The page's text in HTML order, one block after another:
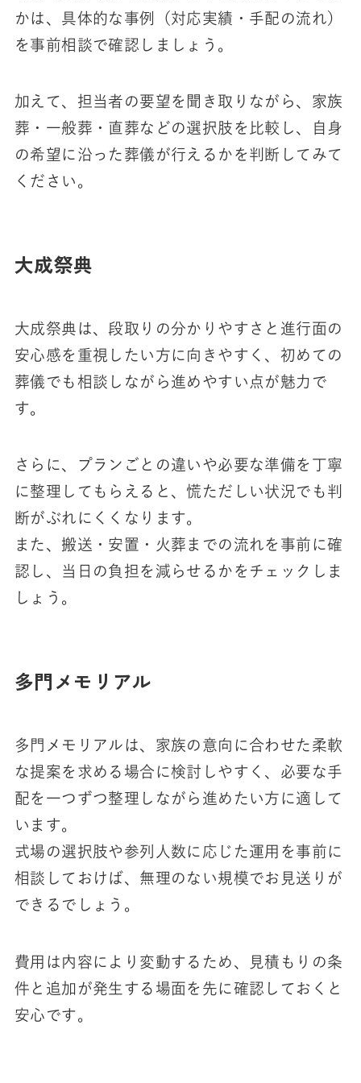
かは、具体的な事例（対応実績・手配の流れ）
を事前相談で確認しましょう。
加えて、担当者の要望を聞き取りながら、家族
葬・一般葬・直葬などの選択肢を比較し、自身
の希望に沿った葬儀が行えるかを判断してみて
ください。
大成祭典
大成祭典は、段取りの分かりやすさと進行面の
安心感を重視したい方に向きやすく、初めての
葬儀でも相談しながら進めやすい点が魅力で
す。
さらに、プランごとの違いや必要な準備を丁寧
に整理してもらえると、慌ただしい状況でも判
断がぶれにくくなります。
また、搬送・安置・火葬までの流れを事前に確
認し、当日の負担を減らせるかをチェックしま
しょう。
多門メモリアル
多門メモリアルは、家族の意向に合わせた柔軟
な提案を求める場合に検討しやすく、必要な手
配を一つずつ整理しながら進めたい方に適して
います。
式場の選択肢や参列人数に応じた運用を事前に
相談しておけば、無理のない規模でお見送りが
できるでしょう。
費用は内容により変動するため、見積もりの条
件と追加が発生する場面を先に確認しておくと
安心です。